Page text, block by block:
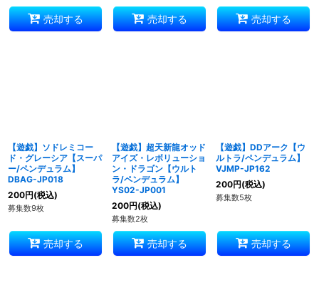
売却する 売却する 売却する
【遊戯】ソドレミコー
ド・グレーシア【スーパ
ー/ペンデュラム】
DBAG-JP018
200円(税込)
募集数9枚
売却する
【遊戯】超天新龍オッド
アイズ・レボリューショ
ン・ドラゴン【ウルト
ラ/ペンデュラム】
YS02-JP001
200円(税込)
募集数2枚
売却する
【遊戯】DDアーク【ウ
ルトラ/ペンデュラム】
VJMP-JP162
200円(税込)
募集数5枚
売却する